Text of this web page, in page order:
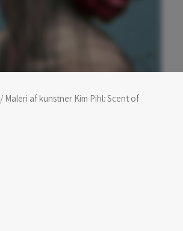
/ Maleri af kunstner Kim Pihl: Scent of